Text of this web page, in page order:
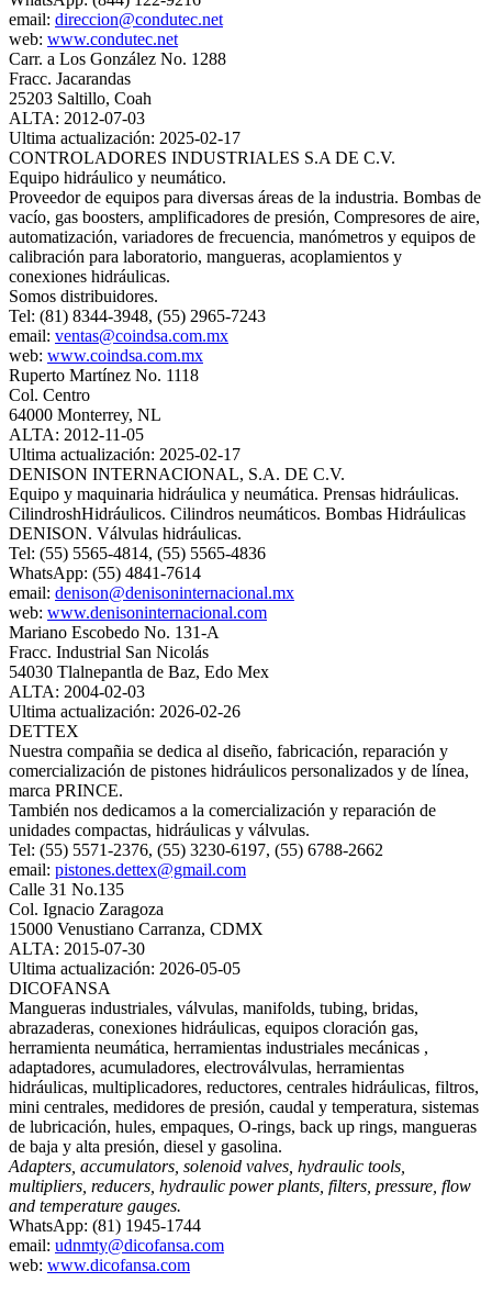
email: direccion@condutec.net
web: www.condutec.net
Carr. a Los González No. 1288
Fracc. Jacarandas
25203 Saltillo, Coah
ALTA: 2012-07-03
Ultima actualización: 2025-02-17
CONTROLADORES INDUSTRIALES S.A DE C.V.
Equipo hidráulico y neumático.
Proveedor de equipos para diversas áreas de la industria. Bombas de
vacío, gas boosters, amplificadores de presión, Compresores de aire,
automatización, variadores de frecuencia, manómetros y equipos de
calibración para laboratorio, mangueras, acoplamientos y
conexiones hidráulicas.
Somos distribuidores.
Tel: (81) 8344-3948, (55) 2965-7243
email: ventas@coindsa.com.mx
web: www.coindsa.com.mx
Ruperto Martínez No. 1118
Col. Centro
64000 Monterrey, NL
ALTA: 2012-11-05
Ultima actualización: 2025-02-17
DENISON INTERNACIONAL, S.A. DE C.V.
Equipo y maquinaria hidráulica y neumática. Prensas hidráulicas.
CilindroshHidráulicos. Cilindros neumáticos. Bombas Hidráulicas
DENISON. Válvulas hidráulicas.
Tel: (55) 5565-4814, (55) 5565-4836
WhatsApp: (55) 4841-7614
email: denison@denisoninternacional.mx
web: www.denisoninternacional.com
Mariano Escobedo No. 131-A
Fracc. Industrial San Nicolás
54030 Tlalnepantla de Baz, Edo Mex
ALTA: 2004-02-03
Ultima actualización: 2026-02-26
DETTEX
Nuestra compañia se dedica al diseño, fabricación, reparación y
comercialización de pistones hidráulicos personalizados y de línea,
marca PRINCE.
También nos dedicamos a la comercialización y reparación de
unidades compactas, hidráulicas y válvulas.
Tel: (55) 5571-2376, (55) 3230-6197, (55) 6788-2662
email: pistones.dettex@gmail.com
Calle 31 No.135
Col. Ignacio Zaragoza
15000 Venustiano Carranza, CDMX
ALTA: 2015-07-30
Ultima actualización: 2026-05-05
DICOFANSA
Mangueras industriales, válvulas, manifolds, tubing, bridas,
abrazaderas, conexiones hidráulicas, equipos cloración gas,
herramienta neumática, herramientas industriales mecánicas ,
adaptadores, acumuladores, electroválvulas, herramientas
hidráulicas, multiplicadores, reductores, centrales hidráulicas, filtros,
mini centrales, medidores de presión, caudal y temperatura, sistemas
de lubricación, hules, empaques, O-rings, back up rings, mangueras
de baja y alta presión, diesel y gasolina.
Adapters, accumulators, solenoid valves, hydraulic tools,
multipliers, reducers, hydraulic power plants, filters, pressure, flow
and temperature gauges.
WhatsApp: (81) 1945-1744
email: udnmty@dicofansa.com
web: www.dicofansa.com